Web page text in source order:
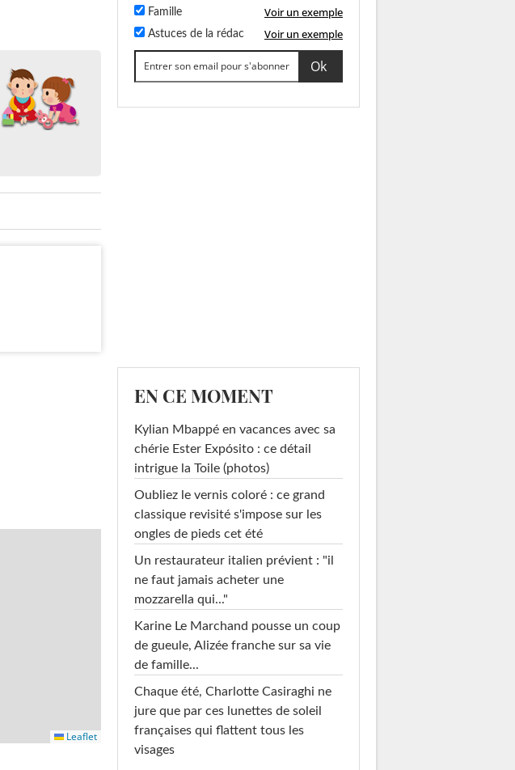
Leaflet
Famille Voir un exemple
Astuces de la rédac Voir un exemple
EN CE MOMENT
Kylian Mbappé en vacances avec sa
chérie Ester Expósito : ce détail
intrigue la Toile (photos)
Oubliez le vernis coloré : ce grand
classique revisité s'impose sur les
ongles de pieds cet été
Un restaurateur italien prévient : "il
ne faut jamais acheter une
mozzarella qui..."
Karine Le Marchand pousse un coup
de gueule, Alizée franche sur sa vie
de famille...
Chaque été, Charlotte Casiraghi ne
jure que par ces lunettes de soleil
françaises qui flattent tous les
visages